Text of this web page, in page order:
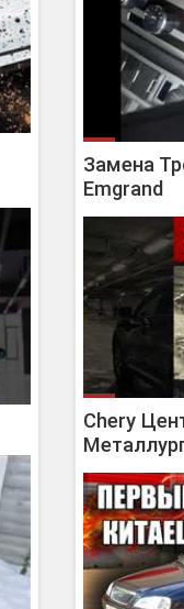
Замена
Emgrand
Chery